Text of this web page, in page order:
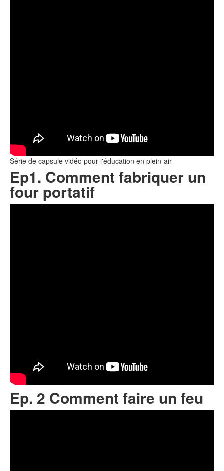
Série de capsule vidéo pour l'éducation en plein-air
Ep1. Comment fabriquer un
four portatif
Ep. 2 Comment faire un feu